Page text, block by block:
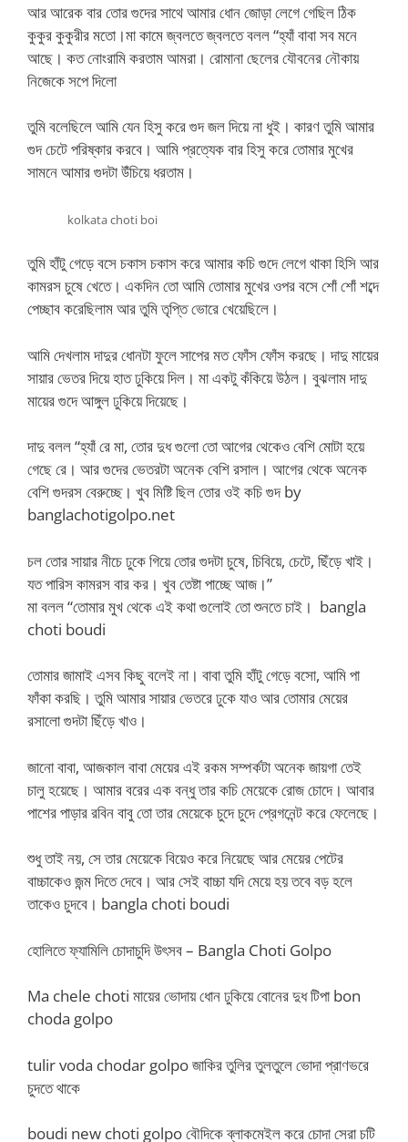
আর আরেক বার তোর গুদের সাথে আমার ধোন জোড়া লেগে গেছিল ঠিক
কুকুর কুকুরীর মতো।মা কামে জ্বলতে জ্বলতে বলল “হ্যাঁ বাবা সব মনে
আছে। কত নোংরামি করতাম আমরা। রোমানা ছেলের যৌবনের নৌকায়
নিজেকে সপে দিলো
তুমি বলেছিলে আমি যেন হিসু করে গুদ জল দিয়ে না ধুই। কারণ তুমি আমার
গুদ চেটে পরিষ্কার করবে। আমি প্রত্যেক বার হিসু করে তোমার মুখের
সামনে আমার গুদটা উঁচিয়ে ধরতাম।
kolkata choti boi
তুমি হাঁটু গেড়ে বসে চকাস চকাস করে আমার কচি গুদে লেগে থাকা হিসি আর
কামরস চুষে খেতে। একদিন তো আমি তোমার মুখের ওপর বসে শোঁ শোঁ শব্দে
পেচ্ছাব করেছিলাম আর তুমি তৃপ্তি ভোরে খেয়েছিলে।
আমি দেখলাম দাদুর ধোনটা ফুলে সাপের মত ফোঁস ফোঁস করছে। দাদু মায়ের
সায়ার ভেতর দিয়ে হাত ঢুকিয়ে দিল। মা একটু কঁকিয়ে উঠল। বুঝলাম দাদু
মায়ের গুদে আঙ্গুল ঢুকিয়ে দিয়েছে।
দাদু বলল “হ্যাঁ রে মা, তোর দুধ গুলো তো আগের থেকেও বেশি মোটা হয়ে
গেছে রে। আর গুদের ভেতরটা অনেক বেশি রসাল। আগের থেকে অনেক
বেশি গুদরস বেরুচ্ছে। খুব মিষ্টি ছিল তোর ওই কচি গুদ by
banglachotigolpo.net
চল তোর সায়ার নীচে ঢুকে গিয়ে তোর গুদটা চুষে, চিবিয়ে, চেটে, ছিঁড়ে খাই।
যত পারিস কামরস বার কর। খুব তেষ্টা পাচ্ছে আজ।”
মা বলল “তোমার মুখ থেকে এই কথা গুলোই তো শুনতে চাই। bangla
choti boudi
তোমার জামাই এসব কিছু বলেই না। বাবা তুমি হাঁটু গেড়ে বসো, আমি পা
ফাঁকা করছি। তুমি আমার সায়ার ভেতরে ঢুকে যাও আর তোমার মেয়ের
রসালো গুদটা ছিঁড়ে খাও।
জানো বাবা, আজকাল বাবা মেয়ের এই রকম সম্পর্কটা অনেক জায়গা তেই
চালু হয়েছে। আমার বরের এক বন্ধু তার কচি মেয়েকে রোজ চোদে। আবার
পাশের পাড়ার রবিন বাবু তো তার মেয়েকে চুদে চুদে প্রেগনেন্ট করে ফেলেছে।
শুধু তাই নয়, সে তার মেয়েকে বিয়েও করে নিয়েছে আর মেয়ের পেটের
বাচ্চাকেও জন্ম দিতে দেবে। আর সেই বাচ্চা যদি মেয়ে হয় তবে বড় হলে
তাকেও চুদবে। bangla choti boudi
হোলিতে ফ্যামিলি চোদাচুদি উৎসব – Bangla Choti Golpo
Ma chele choti মায়ের ভোদায় ধোন ঢুকিয়ে বোনের দুধ টিপা bon
choda golpo
tulir voda chodar golpo জাকির তুলির তুলতুলে ভোদা প্রাণভরে
চুদতে থাকে
boudi new choti golpo বৌদিকে ব্লাকমেইল করে চোদা সেরা চটি